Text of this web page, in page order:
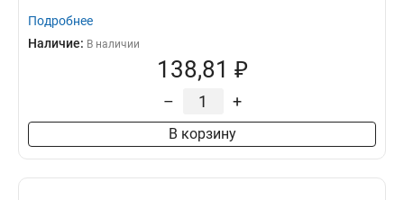
Подробнее
Наличие: В наличии
138,81 ₽
– +
В корзину